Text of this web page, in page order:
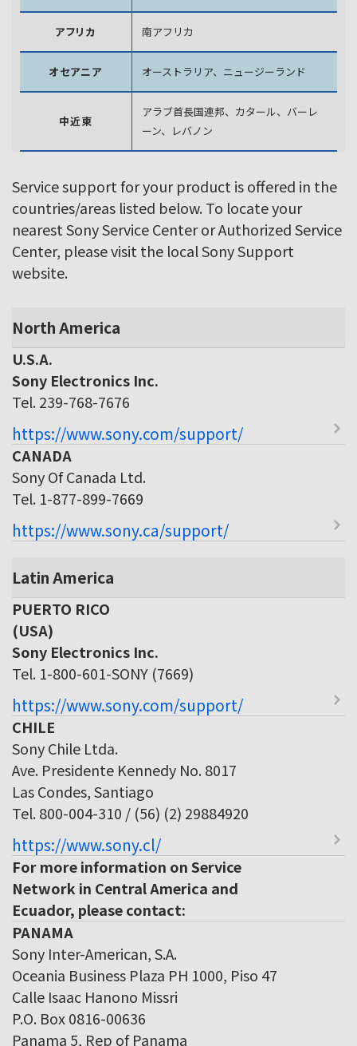
アフリカ 南アフリカ
オセアニア オーストラリア、ニュージーランド
中近東
アラブ首長国連邦、カタール、バーレ
ーン、レバノン
Service support for your product is offered in the
countries/areas listed below. To locate your
nearest Sony Service Center or Authorized Service
Center, please visit the local Sony Support
website.
North America
U.S.A.
Sony Electronics Inc.
Tel. 239-768-7676
https://www.sony.com/support/
CANADA
Sony Of Canada Ltd.
Tel. 1-877-899-7669
https://www.sony.ca/support/
Latin America
PUERTO RICO
(USA)
Sony Electronics Inc.
Tel. 1-800-601-SONY (7669)
https://www.sony.com/support/
CHILE
Sony Chile Ltda.
Ave. Presidente Kennedy No. 8017
Las Condes, Santiago
Tel. 800-004-310 / (56) (2) 29884920
https://www.sony.cl/
For more information on Service
Network in Central America and
Ecuador, please contact:
PANAMA
Sony Inter-American, S.A.
Oceania Business Plaza PH 1000, Piso 47
Calle Isaac Hanono Missri
P.O. Box 0816-00636
Panama 5, Rep of Panama